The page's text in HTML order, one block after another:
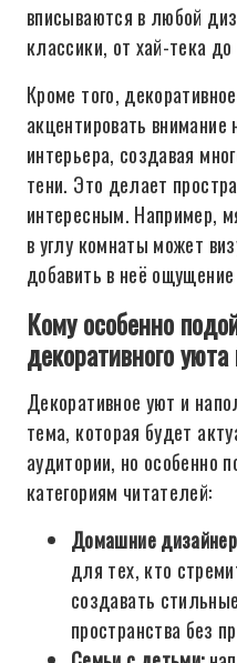
вписываются в любой
классики, от хай-тека до
Кроме того,
акцентировать
интерьера, создавая
тени. Это делает
интересным. Например,
в углу комнаты может
добавить в неё
Кому особенно
декоративного
Декоративное уют и
тема, которая будет
аудитории, но особенно
категориям читателей:
Домашние
для тех, кто
создавать
пространства без